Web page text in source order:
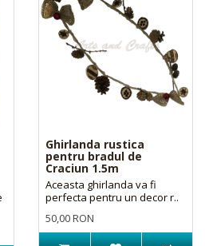
Ghirlanda rustica
pentru bradul de
Craciun 1.5m
Aceasta ghirlanda va fi
perfecta pentru un decor r..
50,00 RON